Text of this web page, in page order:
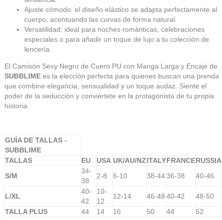
Ajuste cómodo: el diseño elástico se adapta perfectamente al
cuerpo, acentuando las curvas de forma natural.
Versatilidad: ideal para noches románticas, celebraciones
especiales o para añadir un toque de lujo a tu colección de
lencería.
El Camisón Sexy Negro de Cuero PU con Manga Larga y Encaje de
SUBBLIME es la elección perfecta para quienes buscan una prenda
que combine elegancia, sensualidad y un toque audaz. Siente el
poder de la seducción y conviértete en la protagonista de tu propia
historia.
GUÍA DE TALLAS -
SUBBLIME
TALLAS
EU USA UK/AU/NZITALYFRANCERUSSIA
S/M
34-
38
2-8 6-10 38-4436-38 40-46
L/XL
40-
42
10-
12
12-14 46-48 40-42
48-50
TALLA PLUS
44 14 16 50 44 52